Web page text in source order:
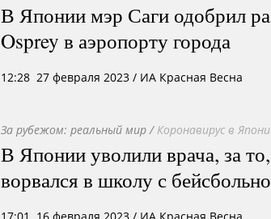
В Японии мэр Саги одобрил
Osprey в аэропорту города
12:28 27 февраля 2023 / ИА Красная Весна
За рубежом: реальный мир / Коронавирус в
В Японии уволили врача, за
ворвался в школу с